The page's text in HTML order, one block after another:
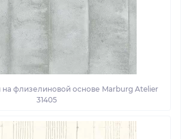
флизелиновой основе Marburg Atelier
31405